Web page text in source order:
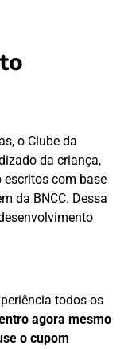
o Clube da
da criança,
escritos com base
da BNCC. Dessa
todos os
agora mesmo
o cupom